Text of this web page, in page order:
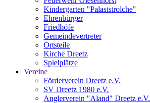
Kindergarten "Palaststrolche"
Ehrenbürger
Friedhöfe
Gemeindevertreter
Ortsteile
Kirche Dreetz
Spielplätze
Vereine
Förderverein Dreetz e.V.
SV Dreetz 1980 e.V.
Anglerverein "Aland" Dreetz e.V.